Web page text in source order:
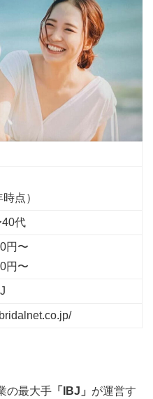
点）
40代
円〜
円〜
の最大手 「IBJ」 が運営す